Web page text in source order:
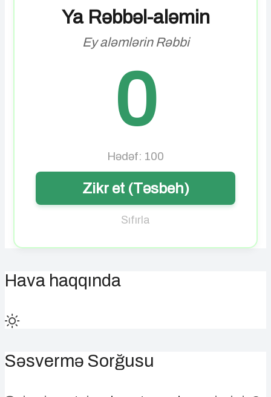
Ya Rəbbəl-aləmin
Ey aləmlərin Rəbbi
0
Hədəf: 100
Zikr et (Təsbeh)
Sıfırla
Hava haqqında
Səsvermə Sorğusu